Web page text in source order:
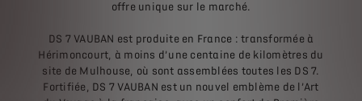
offre unique sur le marché.
DS 7 VAUBAN est produite en France : transformée à
Hérimoncourt, à moins d’une centaine de kilomètres du
site de Mulhouse, où sont assemblées toutes les DS 7.
Fortifiée, DS 7 VAUBAN est un nouvel emblème de l’Art